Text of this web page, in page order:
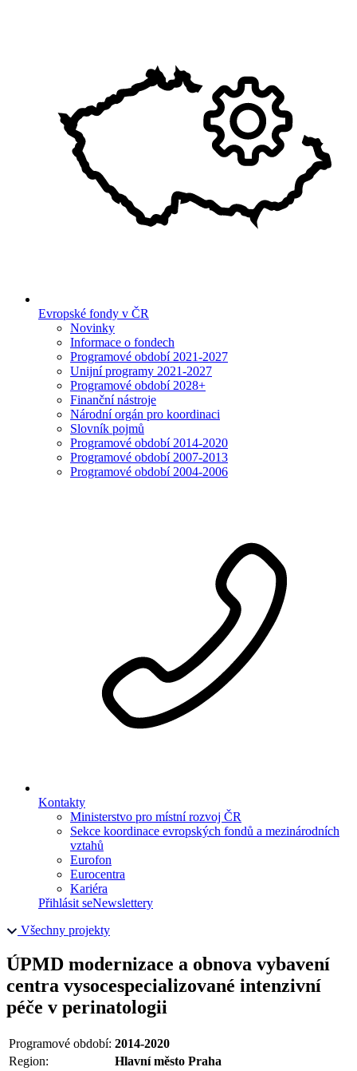
Evropské fondy v ČR
Novinky
Informace o fondech
Programové období 2021-2027
Unijní programy 2021-2027
Programové období 2028+
Finanční nástroje
Národní orgán pro koordinaci
Slovník pojmů
Programové období 2014-2020
Programové období 2007-2013
Programové období 2004-2006
Kontakty
Ministerstvo pro místní rozvoj ČR
Sekce koordinace evropských fondů a mezinárodních
vztahů
Eurofon
Eurocentra
Kariéra
Přihlásit seNewslettery
Všechny projekty
ÚPMD modernizace a obnova vybavení
centra vysocespecializované intenzivní
péče v perinatologii
Programové období: 2014-2020
Region:
Hlavní město Praha